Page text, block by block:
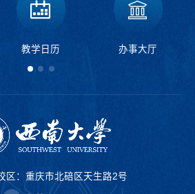
教学日历 办事大厅
区：重庆市北碚区天生路2号